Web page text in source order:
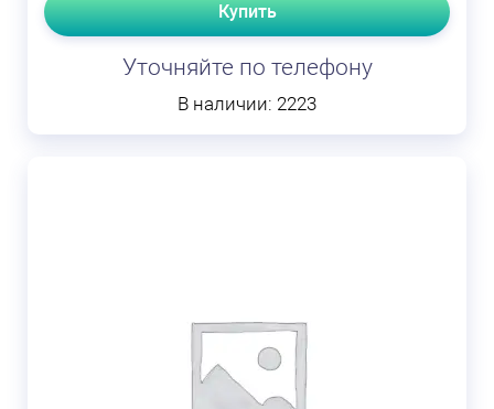
Купить
Уточняйте по телефону
В наличии: 2223